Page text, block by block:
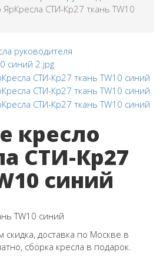
СТИ-Кр27 ткань TW10
руководителя
кресло
СТИ-Кр27
синий
TW10 синий
доставка по Москве в
сборка кресла в подарок.